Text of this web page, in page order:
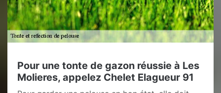
Pour une tonte de gazon réussie à Les
Molieres, appelez Chelet Elagueur 91